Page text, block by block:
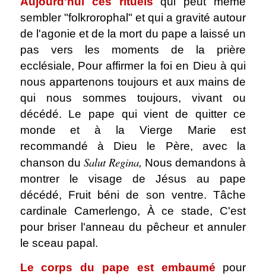
sembler "folkrorophal" et qui a gravité autour
de l'agonie et de la mort du pape a laissé un
pas vers les moments de la prière
ecclésiale, Pour affirmer la foi en Dieu à qui
nous appartenons toujours et aux mains de
qui nous sommes toujours, vivant ou
décédé. Le pape qui vient de quitter ce
monde et à la Vierge Marie est
recommandé à Dieu le Père, avec la
chanson du Salut Regina, Nous demandons à
montrer le visage de Jésus au pape
décédé, Fruit béni de son ventre.Tâche
cardinale Camerlengo, À ce stade, C'est
pour briser l'anneau du pêcheur et annuler
le sceau papal.
Le corps du pape est embaumé pour